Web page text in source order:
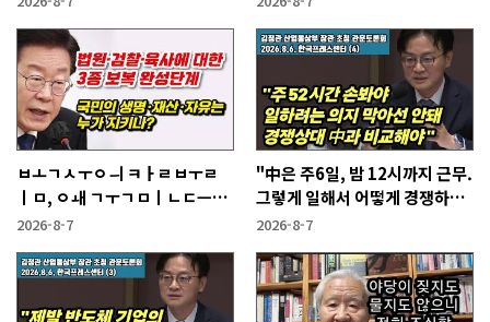
ㅂㅗㄱㅅㅜㅇㅢ ㅋㅏㄹㅂㅜㄹ
ㅣㅁ, ㅇㅙ ㄱㅜㄱㅁㅣㄴㄷㅡㄹ
ㅇㅣ ㄷㅏㅇㅎㅐㅇㅑ ㅎㅏㄴㅏ?
2026-8-7
"中은 주6일, 밤 12시까지 근무.
그렇게 일해서 어떻게 경쟁하냐
반문하더라"
2026-8-7